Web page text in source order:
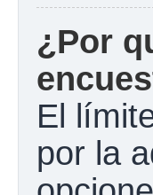
¿Por
El
por la